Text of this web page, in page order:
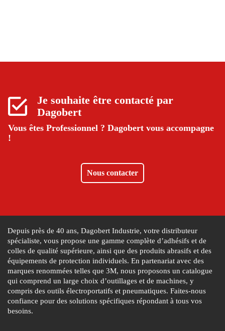
Je souhaite être contacté par
Dagobert
Vous êtes Professionnel ? Dagobert vous accompagne
!
Nous contacter
Depuis près de 40 ans, Dagobert Industrie, votre distributeur
spécialiste, vous propose une gamme complète d’adhésifs et de
colles de qualité supérieure, ainsi que des produits abrasifs et des
équipements de protection individuels. En partenariat avec des
marques renommées telles que 3M, nous proposons un catalogue
qui comprend un large choix d’outillages et de machines, y
compris des outils électroportatifs et pneumatiques. Faites-nous
confiance pour des solutions spécifiques répondant à tous vos
besoins.